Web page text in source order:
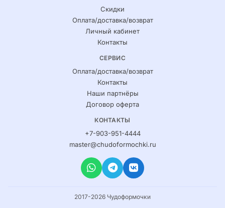
Скидки
Оплата/доставка/возврат
Личный кабинет
Контакты
СЕРВИС
Оплата/доставка/возврат
Контакты
Наши партнёры
Договор оферта
КОНТАКТЫ
+7-903-951-4444
master@chudoformochki.ru
2017-2026 Чудоформочки